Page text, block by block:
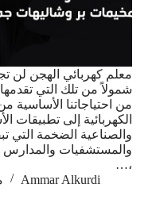
معلم كهربائي الهجن لن
شمولاً من تلك التي
من احتياجاتنا الأساسية
الكهربائية إلى تطبيقات
والصناعية الضخمة التي
والمستشفيات والمدارس
،…
Ammar Alkurdi